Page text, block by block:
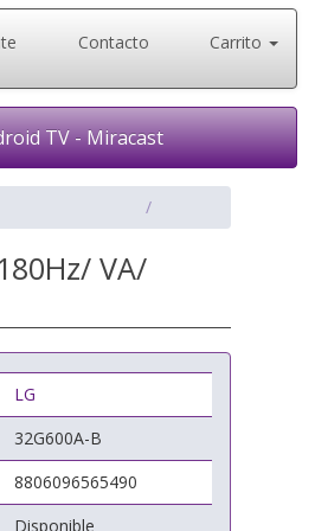
Contacto Carrito
TV - Miracast
VA/
LG
32G600A-B
8806096565490
Disponible